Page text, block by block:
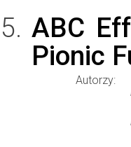
ABC
Pionic
Autorzy: